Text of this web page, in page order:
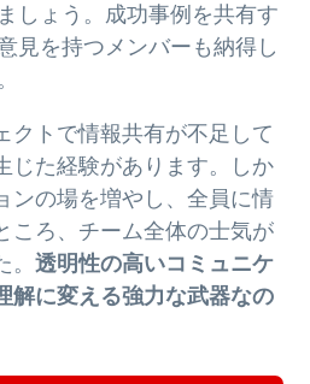
しょう。成功事例を共有す
見を持つメンバーも納得し
クトで情報共有が不足して
じた経験があります。しか
ンの場を増やし、全員に情
ころ、チーム全体の士気が
。透明性の高いコミュニケ
解に変える強力な武器なの